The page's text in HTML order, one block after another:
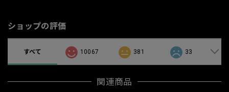
ショップの評価
すべて 10067 381 33
関連商品